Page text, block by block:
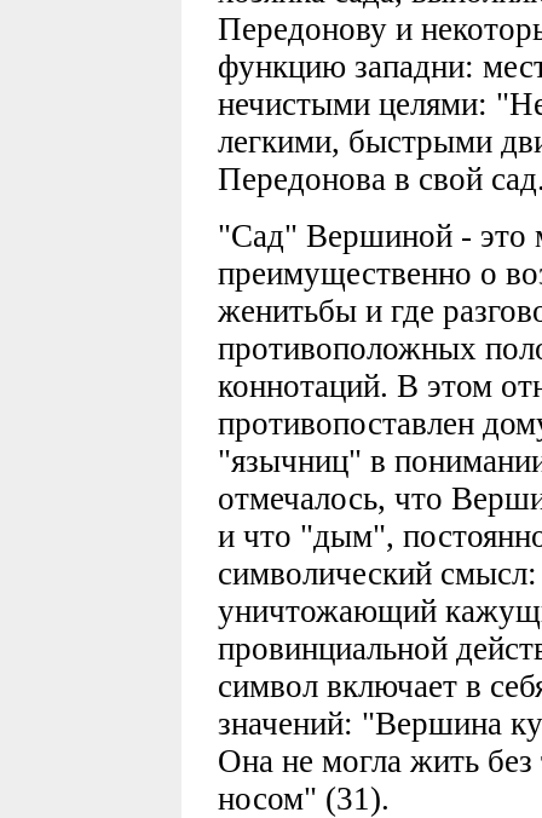
Передонову и
функцию западни:
нечистыми целями:
легкими, быстрыми
Передонова в свой
"Сад" Вершиной - это
преимущественно о
женитьбы и где
противоположных
коннотаций. В этом
противопоставлен
"язычниц" в
отмечалось, что
и что "дым",
символический
уничтожающий
провинциальной
символ включает в
значений: "Вершина
Она не могла жить
носом" (31).